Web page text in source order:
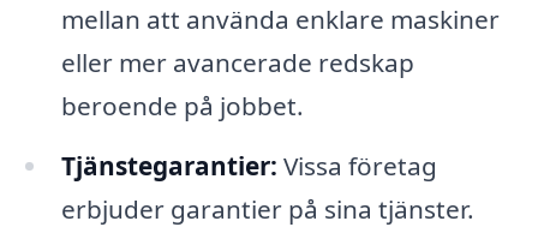
mellan att använda enklare maskiner
eller mer avancerade redskap
beroende på jobbet.
Tjänstegarantier: Vissa företag
erbjuder garantier på sina tjänster.